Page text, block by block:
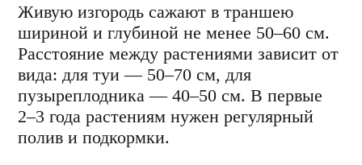
Живую изгородь сажают в траншею
шириной и глубиной не менее 50–60 см.
Расстояние между растениями зависит от
вида: для туи — 50–70 см, для
пузыреплодника — 40–50 см. В первые
2–3 года растениям нужен регулярный
полив и подкормки.